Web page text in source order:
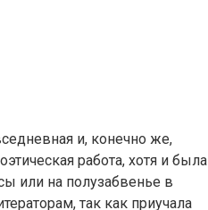
и, конечно же,
работа, хотя и была
или на полузабвенье в
так как приучала